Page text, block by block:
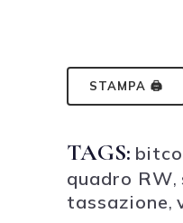
STAMPA 🖨
TAGS:
quadro RW,
tassazione,